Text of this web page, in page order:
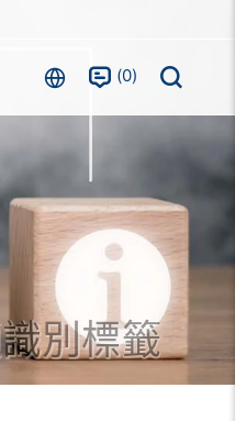
0
別標籤